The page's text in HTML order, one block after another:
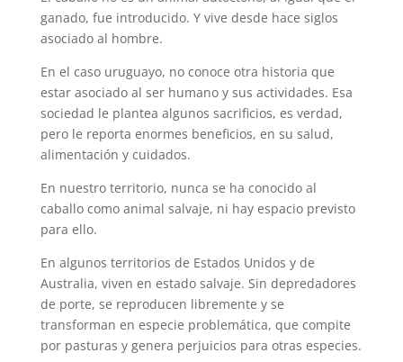
ganado, fue introducido. Y vive desde hace siglos
asociado al hombre.
En el caso uruguayo, no conoce otra historia que
estar asociado al ser humano y sus actividades. Esa
sociedad le plantea algunos sacrificios, es verdad,
pero le reporta enormes beneficios, en su salud,
alimentación y cuidados.
En nuestro territorio, nunca se ha conocido al
caballo como animal salvaje, ni hay espacio previsto
para ello.
En algunos territorios de Estados Unidos y de
Australia, viven en estado salvaje. Sin depredadores
de porte, se reproducen libremente y se
transforman en especie problemática, que compite
por pasturas y genera perjuicios para otras especies.